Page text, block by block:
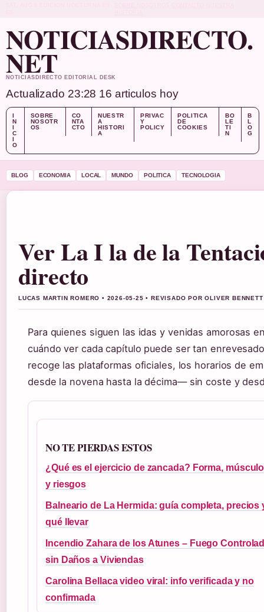
NOTICIASDIRECTO.
NET
NOTICIASDIRECTO EDITORIAL DESK
Actualizado 23:28 16 articulos hoy
I
N
I
C
I
O
SOBRE
NOSOTR
OS
CO
NTA
CTO
NUESTR
A
HISTORI
A
PRIVAC
Y
POLICY
POLITICA
DE
COOKIES
BO
LE
TI
N
B
L
O
G
BLOG ECONOMIA LOCAL MUNDO POLITICA TECNOLOGIA
Ver La I la de la
directo
LUCAS MARTIN ROMERO • 2026-05-25 • REVISADO POR OLIVER BENNETT
Para quienes siguen las idas y venidas amorosas
cuándo ver cada capítulo puede ser tan
recoge las plataformas oficiales, los horarios de
desde la novena hasta la décima— sin coste y
NO TE PIERDAS ESTOS
¿Qué es el ejercicio de zancada? Forma,
y riesgos
Balneario de La Hermida: guía completa, precios
qué llevar
Incendio Zahara de los Atunes – Fuego
sin Daños a Viviendas
Carolina Bellaca video viral: info verificada y no
confirmada